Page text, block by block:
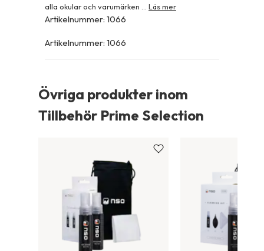
alla okular och varumärken ... Läs mer
Artikelnummer: 1066
Artikelnummer: 1066
Övriga produkter inom
Tillbehör Prime Selection